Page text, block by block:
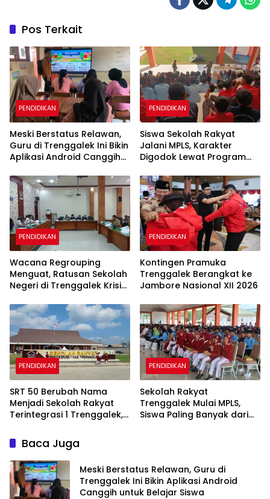
Pos Terkait
PENDIDIKAN
Meski Berstatus Relawan,
Guru di Trenggalek Ini Bikin
Aplikasi Android Canggih
PENDIDIKAN
Siswa Sekolah Rakyat
Jalani MPLS, Karakter
Digodok Lewat Program
PENDIDIKAN
Wacana Regrouping
Menguat, Ratusan Sekolah
Negeri di Trenggalek Krisis
PENDIDIKAN
Kontingen Pramuka
Trenggalek Berangkat ke
Jambore Nasional XII 2026
PENDIDIKAN
SRT 50 Berubah Nama
Menjadi Sekolah Rakyat
Terintegrasi 1 Trenggalek,
PENDIDIKAN
Sekolah Rakyat
Trenggalek Mulai MPLS,
Siswa Paling Banyak dari
Baca Juga
Meski Berstatus Relawan, Guru di
Trenggalek Ini Bikin Aplikasi Android
Canggih untuk Belajar Siswa